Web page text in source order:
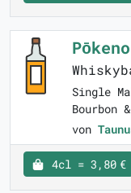
Single
Bourbon
von
4cl = 3,80 €